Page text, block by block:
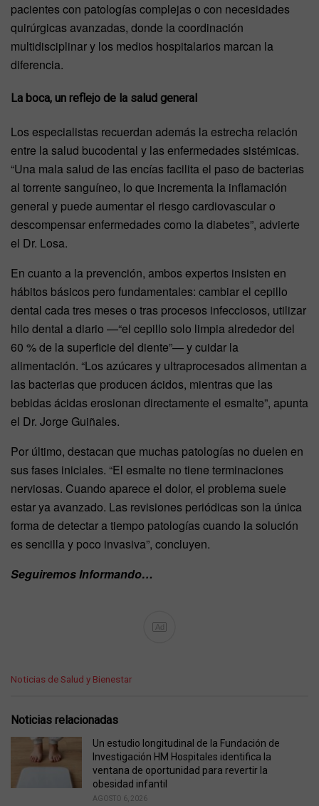
pacientes con patologías complejas o con necesidades
quirúrgicas avanzadas, donde la coordinación
multidisciplinar y los medios hospitalarios marcan la
diferencia.
La boca, un reflejo de la salud general
Los especialistas recuerdan además la estrecha relación
entre la salud bucodental y las enfermedades sistémicas.
“Una mala salud de las encías facilita el paso de bacterias
al torrente sanguíneo, lo que incrementa la inflamación
general y puede aumentar el riesgo cardiovascular o
descompensar enfermedades como la diabetes”, advierte
el Dr. Losa.
En cuanto a la prevención, ambos expertos insisten en
hábitos básicos pero fundamentales: cambiar el cepillo
dental cada tres meses o tras procesos infecciosos, utilizar
hilo dental a diario —“el cepillo solo limpia alrededor del
60 % de la superficie del diente”— y cuidar la
alimentación. “Los azúcares y ultraprocesados alimentan a
las bacterias que producen ácidos, mientras que las
bebidas ácidas erosionan directamente el esmalte”, apunta
el Dr. Jorge Guiñales.
Por último, destacan que muchas patologías no duelen en
sus fases iniciales. “El esmalte no tiene terminaciones
nerviosas. Cuando aparece el dolor, el problema suele
estar ya avanzado. Las revisiones periódicas son la única
forma de detectar a tiempo patologías cuando la solución
es sencilla y poco invasiva”, concluyen.
Seguiremos Informando…
Ad
C
e
Noticias de Salud y Bienestar
Noticias relacionadas
Un estudio longitudinal de la Fundación de
Investigación HM Hospitales identifica la
ventana de oportunidad para revertir la
obesidad infantil
AGOSTO 6, 2026